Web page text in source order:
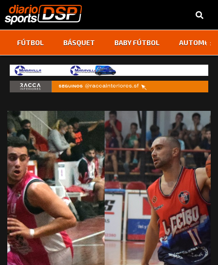
FÚTBOL BÁSQUET BABY FÚTBOL ‹ ›